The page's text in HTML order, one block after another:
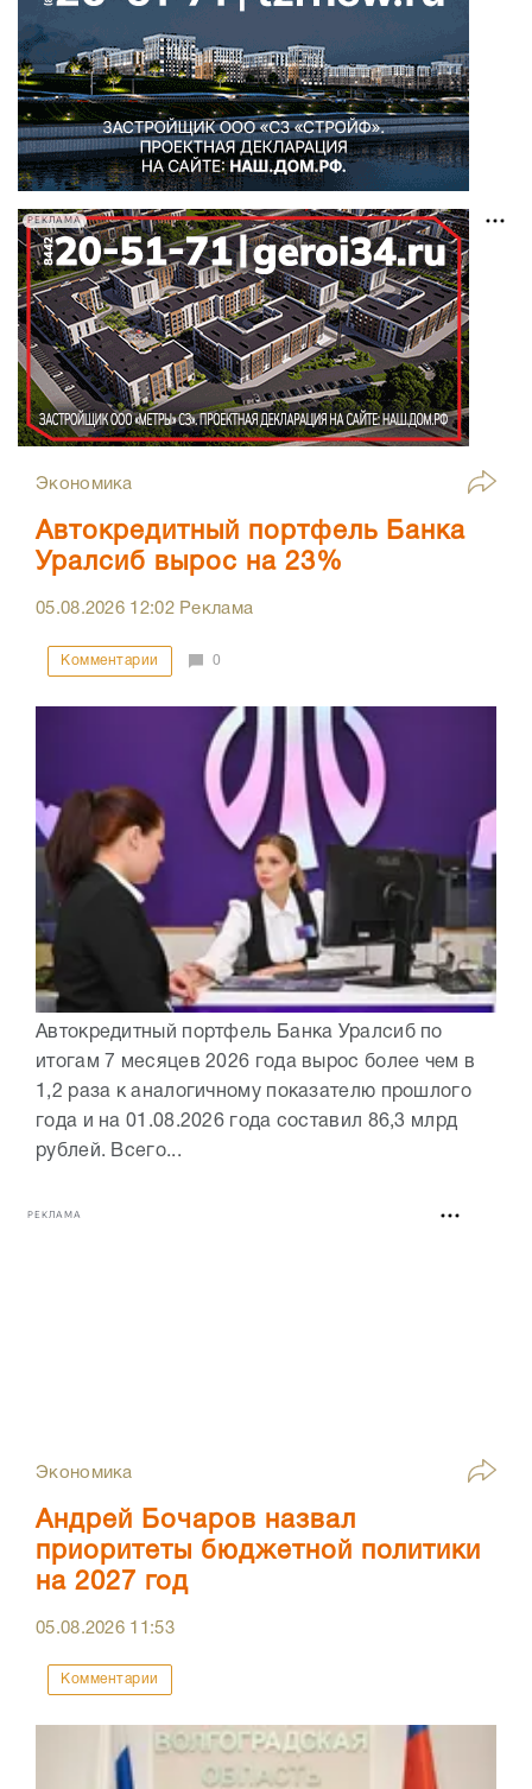
РЕКЛАМА
Экономика
Автокредитный портфель Банка
Уралсиб вырос на 23%
05.08.2026 12:02Реклама
Комментарии 0
Автокредитный портфель Банка Уралсиб по
итогам 7 месяцев 2026 года вырос более чем в
1,2 раза к аналогичному показателю прошлого
года и на 01.08.2026 года составил 86,3 млрд
рублей. Всего...
РЕКЛАМА
Экономика
Андрей Бочаров назвал
приоритеты бюджетной политики
на 2027 год
05.08.2026 11:53
Комментарии